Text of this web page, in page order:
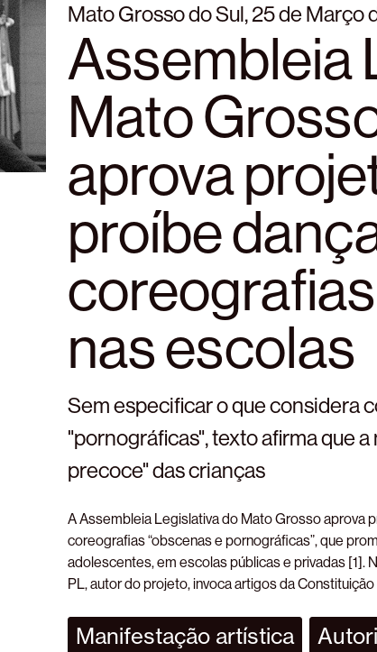
Mato Grosso do Sul, 25 de Março
Assembleia
Mato
aprova
proíbe
coreografias
nas escolas
Sem especificar o que considera
"pornográficas", texto afirma que
precoce" das crianças
A Assembleia Legislativa do Mato Grosso aprova
coreografias “obscenas e pornográficas”, que
adolescentes, em escolas públicas e privadas [1].
PL, autor do projeto, invoca artigos da
Manifestação artística